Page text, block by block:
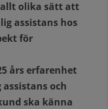
olika sätt att
assistans hos
för
års erfarenhet
och
ska känna